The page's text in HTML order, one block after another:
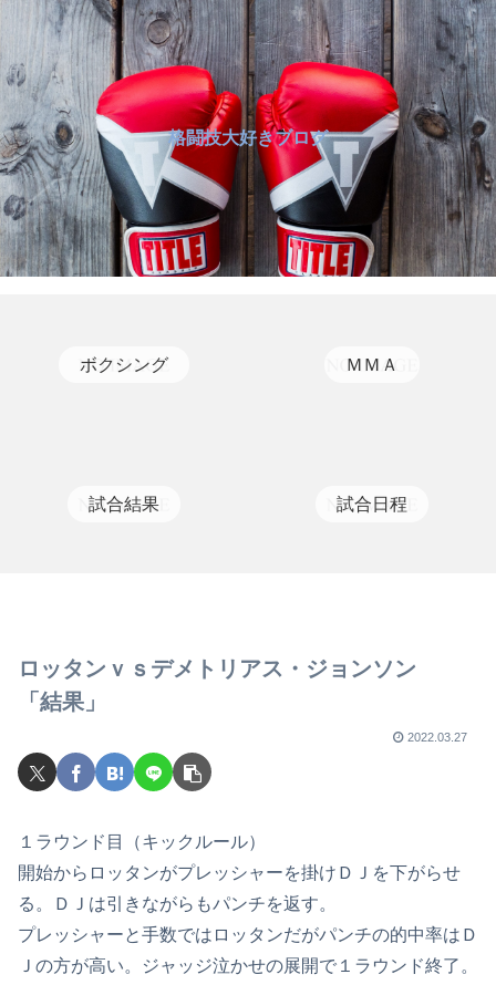
格闘技大好きブログ
ボクシング ＭＭＡ
試合結果 試合日程
ロッタンｖｓデメトリアス・ジョンソン
「結果」
2022.03.27
１ラウンド目（キックルール）
開始からロッタンがプレッシャーを掛けＤＪを下がらせ
る。ＤＪは引きながらもパンチを返す。
プレッシャーと手数ではロッタンだがパンチの的中率はＤ
Ｊの方が高い。ジャッジ泣かせの展開で１ラウンド終了。